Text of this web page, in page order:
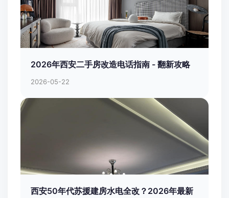
2026年西安二手房改造电话指南 - 翻新攻略
2026-05-22
西安50年代苏援建房水电全改？2026年最新